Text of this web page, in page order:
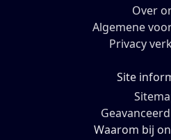
Over
Algemene
Privacy
Site
Waarom bij